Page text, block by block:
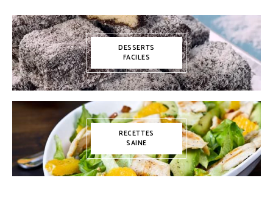
DESSERTS
FACILES
RECETTES
SAINE